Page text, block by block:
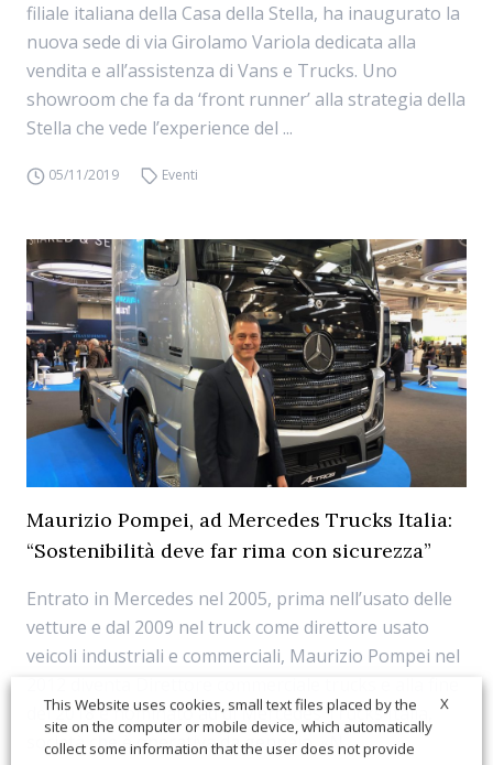
filiale italiana della Casa della Stella, ha inaugurato la
nuova sede di via Girolamo Variola dedicata alla
vendita e all’assistenza di Vans e Trucks. Uno
showroom che fa da ‘front runner’ alla strategia della
Stella che vede l’experience del ...
05/11/2019 Eventi
Maurizio Pompei, ad Mercedes Trucks Italia:
“Sostenibilità deve far rima con sicurezza”
Entrato in Mercedes nel 2005, prima nell’usato delle
vetture e dal 2009 nel truck come direttore usato
veicoli industriali e commerciali, Maurizio Pompei nel
del 2018 è nominato ad di Mercedes Trucks Italia,
società che è operativa da gennaio. «N...
X
This Website uses cookies, small text files placed by the
site on the computer or mobile device, which automatically
collect some information that the user does not provide